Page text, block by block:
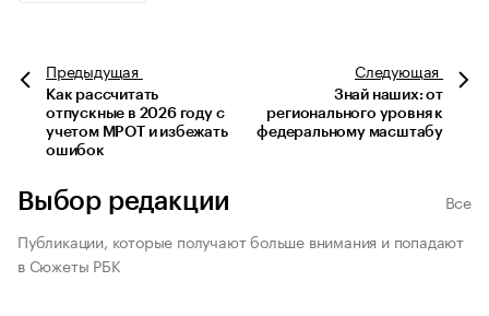
Предыдущая
Как рассчитать
отпускные в 2026 году с
учетом МРОТ и избежать
ошибок
Следующая
Знай наших: от
регионального уровня к
федеральному масштабу
Выбор редакции
Все
Публикации, которые получают больше внимания и попадают
в Сюжеты РБК